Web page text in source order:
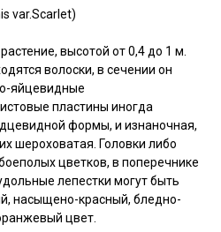
var.Scarlet)
высотой от 0,4 до 1 м.
волоски, в сечении он
яйцевидные
пластины иногда
формы, и изнаночная,
шероховатая. Головки либо
цветков, в поперечнике
лепестки могут быть
насыщено-красный, бледно-
цвет.